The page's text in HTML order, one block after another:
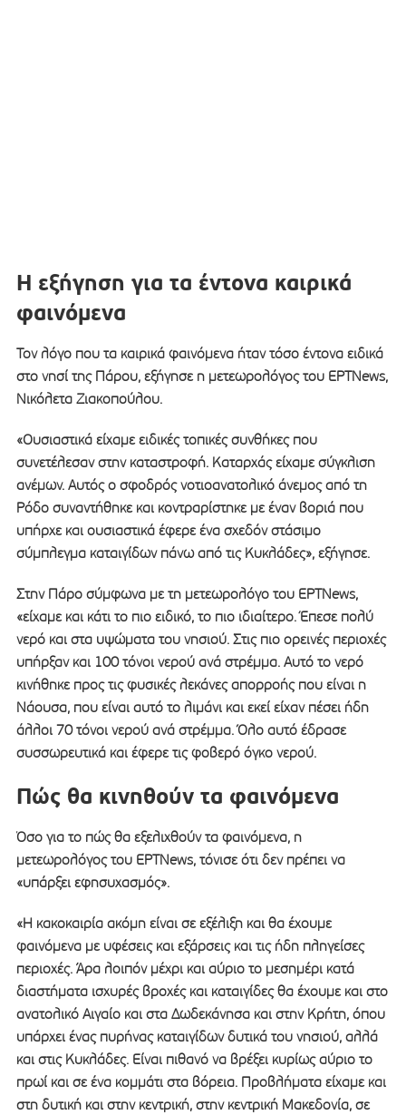
Η εξήγηση για τα έντονα καιρικά
φαινόμενα
Τον λόγο που τα καιρικά φαινόμενα ήταν τόσο έντονα ειδικά
στο νησί της Πάρου, εξήγησε η μετεωρολόγος του ΕΡΤΝews,
Νικόλετα Ζιακοπούλου.
«Ουσιαστικά είχαμε ειδικές τοπικές συνθήκες που
συνετέλεσαν στην καταστροφή. Καταρχάς είχαμε σύγκλιση
ανέμων. Αυτός ο σφοδρός νοτιοανατολικό άνεμος από τη
Ρόδο συναντήθηκε και κοντραρίστηκε με έναν βοριά που
υπήρχε και ουσιαστικά έφερε ένα σχεδόν στάσιμο
σύμπλεγμα καταιγίδων πάνω από τις Κυκλάδες», εξήγησε.
Στην Πάρο σύμφωνα με τη μετεωρολόγο του ΕΡΤΝews,
«είχαμε και κάτι το πιο ειδικό, το πιο ιδιαίτερο. Έπεσε πολύ
νερό και στα υψώματα του νησιού. Στις πιο ορεινές περιοχές
υπήρξαν και 100 τόνοι νερού ανά στρέμμα. Αυτό το νερό
κινήθηκε προς τις φυσικές λεκάνες απορροής που είναι η
Νάουσα, που είναι αυτό το λιμάνι και εκεί είχαν πέσει ήδη
άλλοι 70 τόνοι νερού ανά στρέμμα. Όλο αυτό έδρασε
συσσωρευτικά και έφερε τις φοβερό όγκο νερού.
Πώς θα κινηθούν τα φαινόμενα
Όσο για το πώς θα εξελιχθούν τα φαινόμενα, η
μετεωρολόγος του ΕΡΤΝews, τόνισε ότι δεν πρέπει να
«υπάρξει εφησυχασμός».
«Η κακοκαιρία ακόμη είναι σε εξέλιξη και θα έχουμε
φαινόμενα με υφέσεις και εξάρσεις και τις ήδη πληγείσες
περιοχές. Άρα λοιπόν μέχρι και αύριο το μεσημέρι κατά
διαστήματα ισχυρές βροχές και καταιγίδες θα έχουμε και στο
ανατολικό Αιγαίο και στα Δωδεκάνησα και στην Κρήτη, όπου
υπάρχει ένας πυρήνας καταιγίδων δυτικά του νησιού, αλλά
και στις Κυκλάδες. Είναι πιθανό να βρέξει κυρίως αύριο το
πρωί και σε ένα κομμάτι στα βόρεια. Προβλήματα είχαμε και
στη δυτική και στην κεντρική, στην κεντρική Μακεδονία, σε